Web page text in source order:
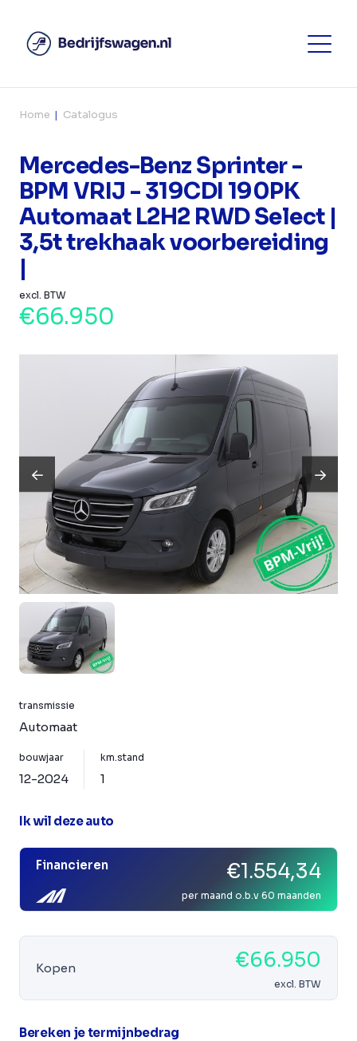
Home Catalogus
Mercedes-Benz Sprinter -
BPM VRIJ - 319CDI 190PK
Automaat L2H2 RWD Select |
3,5t trekhaak voorbereiding
|
excl. BTW
€66.950
transmissie
Automaat
bouwjaar
12-2024
km.stand
1
Ik wil deze auto
Financieren €1.554,34
per maand o.b.v 60 maanden
Kopen €66.950
excl. BTW
Bereken je termijnbedrag